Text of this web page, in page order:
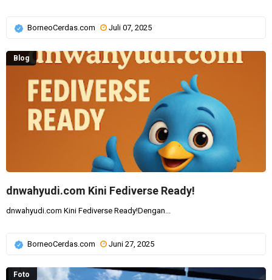
BorneoCerdas.com Juli 07, 2025
dnwahyudi.com Kini Fediverse Ready!
Blog
dnwahyudi.com Kini Fediverse Ready!Dengan...
BorneoCerdas.com Juni 27, 2025
Foto